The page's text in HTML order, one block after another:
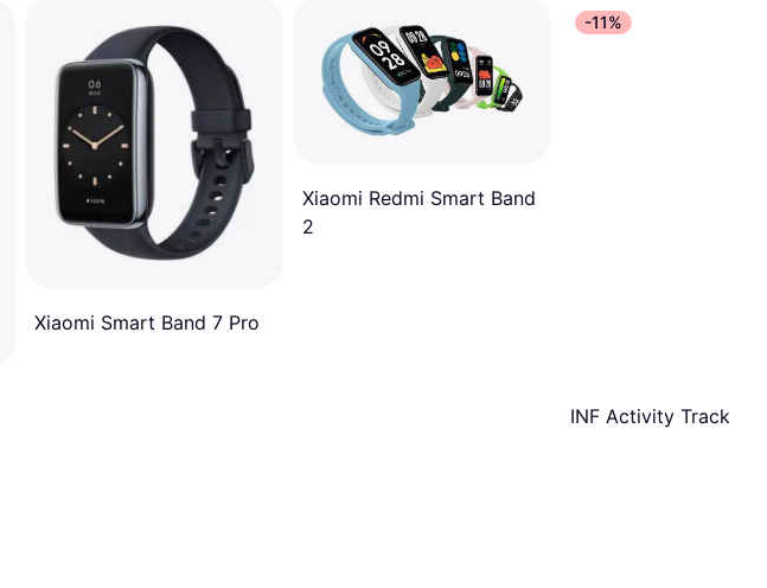
Xiaomi Smart Band 7 Pro
Xiaomi Redmi Smart Band
2
-11%
INF Activity Tracker